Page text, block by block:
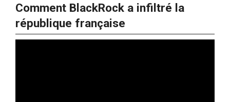
Comment BlackRock a infiltré la
république française